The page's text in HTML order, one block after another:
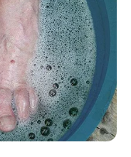
por falsificar
do IR paga R$
milhões de
ACS e ACE: veja o